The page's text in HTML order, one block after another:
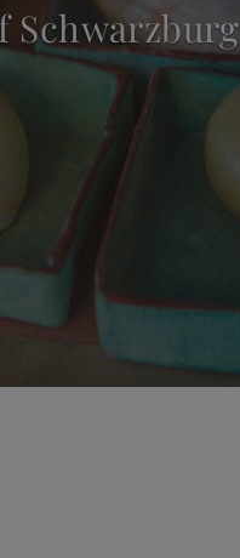
in Thuringia.